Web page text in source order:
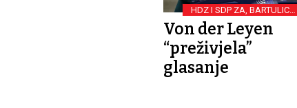
HDZ I SDP ZA, BARTULICA
PROTIV, BOSANAC
IZOSTAO
Von der Leyen
“preživjela”
glasanje